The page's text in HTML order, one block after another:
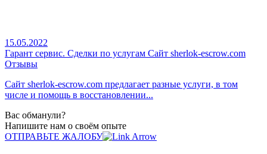
15.05.2022
Гарант сервис. Сделки по услугам Сайт sherlok-escrow.com
Отзывы
Сайт sherlok-escrow.com предлагает разные услуги, в том
числе и помощь в восстановлении...
Вас обманули?
Напишите нам о своём опыте
ОТПРАВЬТЕ ЖАЛОБУ